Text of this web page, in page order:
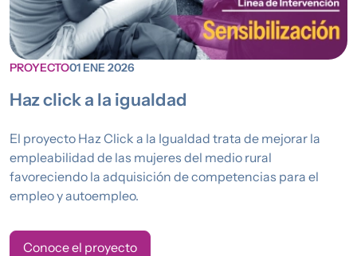
PROYECTO01 ENE 2026
Haz click a la igualdad
El proyecto Haz Click a la Igualdad trata de mejorar la
empleabilidad de las mujeres del medio rural
favoreciendo la adquisición de competencias para el
empleo y autoempleo.
Conoce el proyecto